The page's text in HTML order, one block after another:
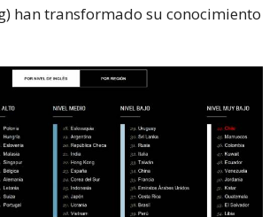
han transformado su conocimiento